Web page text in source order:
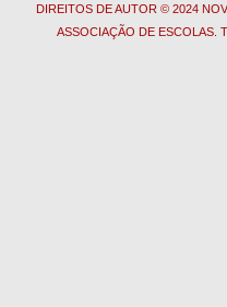
DIREITOS DE AUTOR © 2024
ASSOCIAÇÃO DE ESCOLAS.